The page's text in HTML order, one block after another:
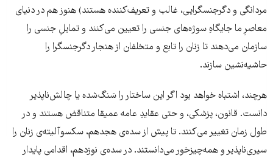
مردانگی و دگرجنسگرایی، غالب و تعریف‌کننده هستند) هنوز هم در دنیای
معاصرِ ما جایگاهِ سوژه‌های جنسی را تعیین می‌کنند و تمایلِ جنسی را
سازمان می‌دهند تا زنان را تابع و متخلفان از هنجار دگرجنسگرا را
حاشیه‌نشین سازند.
هرچند، اشتباه خواهد بود اگر این ساختار را سَنگ‌شده یا چالش‌ناپذیر
دانست. قانون، پزشکی، و حتی عقایدِ عامه عمیقا متناقض هستند و در
طول زمان تغییر می‌کنند. تا پیش از سده‌ی هجدهم، سکسوآلیته‌ی زنان را
سیری‌ناپذیر و همه‌چیزخور می‌دانستند. در سده‌ی نوزدهم، اقدامی پایدار